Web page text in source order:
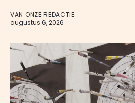
VAN ONZE REDACTIE
augustus 6, 2026